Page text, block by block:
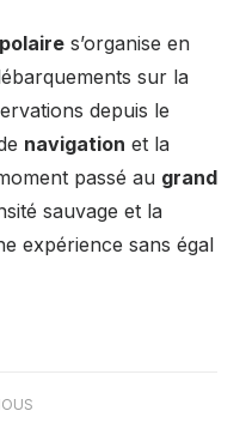
s’organise en
sur la
depuis le
navigation et la
passé au grand
sauvage et la
expérience sans égal